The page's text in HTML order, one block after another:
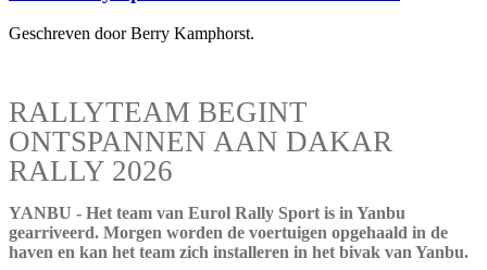
Geschreven door Berry Kamphorst.
RALLYTEAM BEGINT
ONTSPANNEN AAN DAKAR
RALLY 2026
YANBU - Het team van Eurol Rally Sport is in Yanbu
gearriveerd. Morgen worden de voertuigen opgehaald in de
haven en kan het team zich installeren in het bivak van Yanbu.